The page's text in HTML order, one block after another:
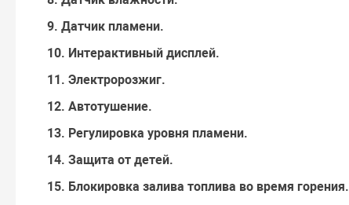
9. Датчик пламени.
10. Интерактивный дисплей.
11. Электророзжиг.
12. Автотушение.
13. Регулировка уровня пламени.
14. Защита от детей.
15. Блокировка залива топлива во время горения.